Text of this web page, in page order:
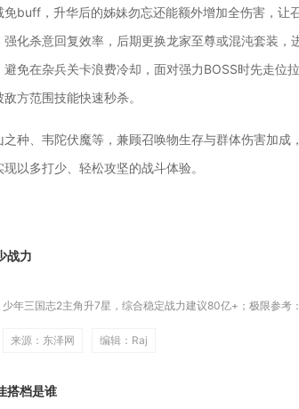
buff，升华后的姊妹勿忘还能额外增加全伤害，让
化杀意回复效率，后期更换龙家至尊或混沌套装
免在杂兵关卡浪费冷却，面对强力BOSS时先走位
方范围技能快速秒杀。
种、韦陀伏魔等，兼顾召唤物生存与群体伤害加成
以多打少、轻松攻坚的战斗体验。
战力
少年三国志2主角升7星，综合稳定战力建议80亿+；极限参考
来源：东泽网 编辑：Raj
搭档是谁